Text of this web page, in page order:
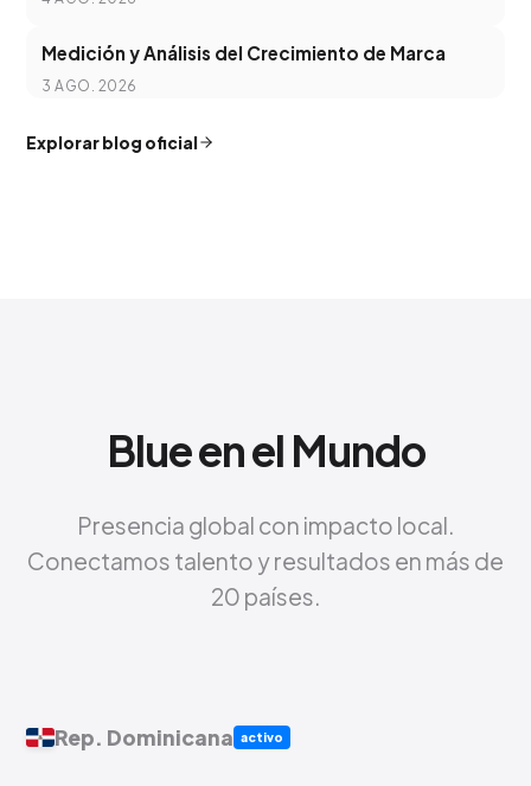
Medición y Análisis del Crecimiento de Marca
3 AGO. 2026
Explorar blog oficial
Blue en el Mundo
Presencia global con impacto local.
Conectamos talento y resultados en más de
20 países.
Rep. Dominicana activo